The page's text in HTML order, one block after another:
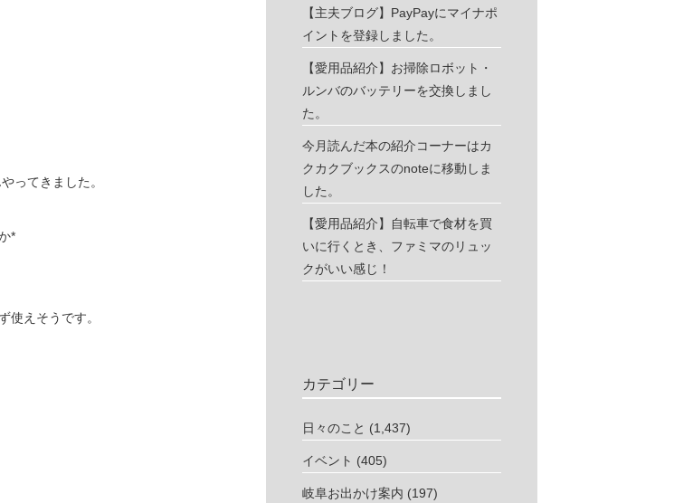
ってきました。
*
使えそうです。
【主夫ブログ】PayPayにマイナポ
イントを登録しました。
【愛用品紹介】お掃除ロボット・
ルンバのバッテリーを交換しまし
た。
今月読んだ本の紹介コーナーはカ
クカクブックスのnoteに移動しま
した。
【愛用品紹介】自転車で食材を買
いに行くとき、ファミマのリュッ
クがいい感じ！
カテゴリー
日々のこと (1,437)
イベント (405)
岐阜お出かけ案内 (197)